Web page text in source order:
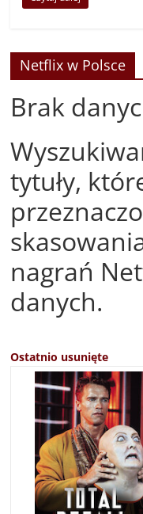
Netflix w Polsce
Brak
tytuły,
nagrań
danych.
Ostatnio usunięte